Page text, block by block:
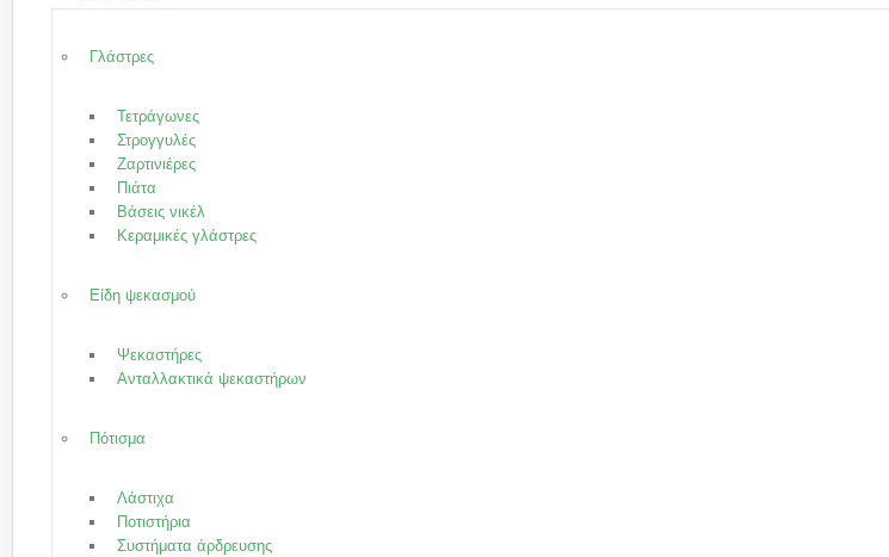
Γλάστρες
Τετράγωνες
Στρογγυλές
Ζαρτινιέρες
Πιάτα
Βάσεις νικέλ
Κεραμικές γλάστρες
Είδη ψεκασμού
Ψεκαστήρες
Ανταλλακτικά ψεκαστήρων
Πότισμα
Λάστιχα
Ποτιστήρια
Συστήματα άρδρευσης